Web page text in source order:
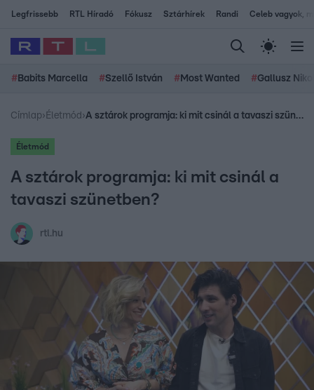
Legfrissebb RTL Híradó Fókusz Sztárhírek Randi Celeb vagyok,
# Babits Marcella #Szellő István # Most Wanted #Gallusz
Címlap› Életmód › A sztárok programja: ki mit csinál a tavaszi szünetben?
Életmód
A sztárok programja: ki mit csinál a
tavaszi szünetben?
rtl.hu